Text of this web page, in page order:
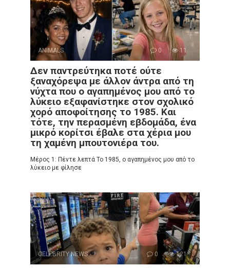
ANIMALS 0 11
Δεν παντρεύτηκα ποτέ ούτε
ξαναχόρεψα με άλλον άντρα από τη
νύχτα που ο αγαπημένος μου από το
λύκειο εξαφανίστηκε στον σχολικό
χορό αποφοίτησης το 1985. Και
τότε, την περασμένη εβδομάδα, ένα
μικρό κορίτσι έβαλε στα χέρια μου
τη χαμένη μπουτονιέρα του.
Μέρος 1: Πέντε λεπτά Το 1985, ο αγαπημένος μου από το
λύκειο με φίλησε
CELEBRITY NEWS 0 121